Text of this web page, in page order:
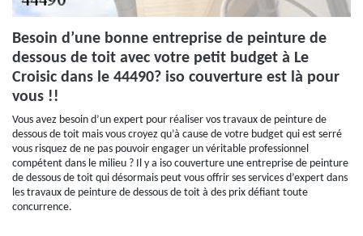
Besoin d’une bonne entreprise de peinture de
dessous de toit avec votre petit budget à Le
Croisic dans le 44490? iso couverture est là pour
vous !!
Vous avez besoin d’un expert pour réaliser vos travaux de peinture de
dessous de toit mais vous croyez qu’à cause de votre budget qui est serré
vous risquez de ne pas pouvoir engager un véritable professionnel
compétent dans le milieu ? Il y a iso couverture une entreprise de peinture
de dessous de toit qui désormais peut vous offrir ses services d’expert dans
les travaux de peinture de dessous de toit à des prix défiant toute
concurrence.